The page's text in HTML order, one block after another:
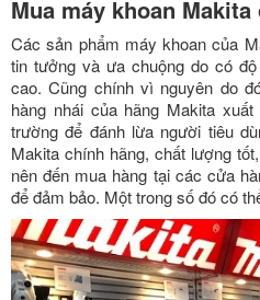
Mua máy khoan
Các sản phẩm máy khoan của
tin tưởng và ưa chuộng do có
cao. Cũng chính vì nguyên do
hàng nhái của hãng Makita
trường để đánh lừa người tiêu
Makita chính hãng, chất lượng
nên đến mua hàng tại các cửa
để đảm bảo. Một trong số đó có